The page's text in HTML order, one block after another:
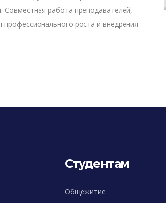
Совместная работа преподавателей,
роста и внедрения
Студентам
Общежитие